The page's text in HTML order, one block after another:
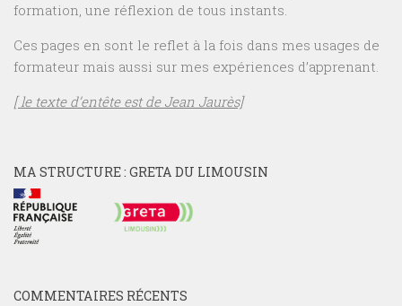
formation, une réflexion de tous instants.
Ces pages en sont le reflet à la fois dans mes usages de
formateur mais aussi sur mes expériences d’apprenant.
[ le texte d’entête est de Jean Jaurès]
MA STRUCTURE : GRETA DU LIMOUSIN
COMMENTAIRES RÉCENTS